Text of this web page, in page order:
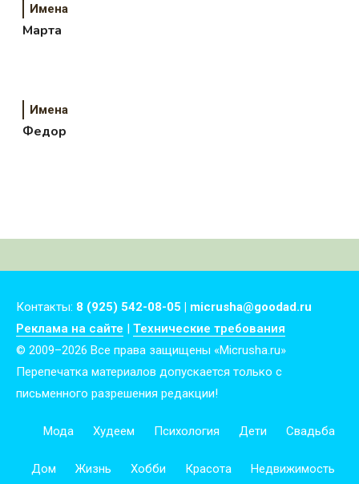
Имена
Марта
Имена
Федор
Контакты: 8 (925) 542-08-05 | micrusha@goodad.ru
Реклама на сайте | Технические требования
© 2009–2026 Все права защищены «Micrusha.ru»
Перепечатка материалов допускается только с
письменного разрешения редакции!
Мода Худеем Психология Дети Свадьба
Дом Жизнь Хобби Красота Недвижимость